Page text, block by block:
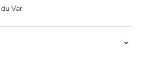
du Var